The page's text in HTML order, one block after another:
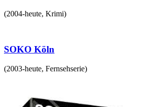
(2004-heute, Krimi)
SOKO Köln
(2003-heute, Fernsehserie)